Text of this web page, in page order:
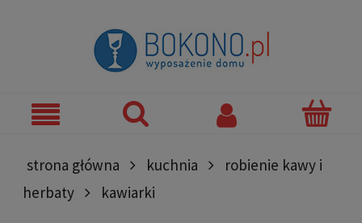
strona główna kuchnia
robienie kawy i
herbaty
kawiarki